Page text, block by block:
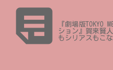
 『劇場版TOKYO
ション』賀来賢
もシリアスもこ